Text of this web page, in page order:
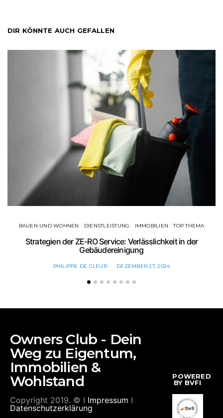
DIR KÖNNTE AUCH GEFALLEN
BAUEN UND WOHNEN DIENSTLEISTUNG IMMOBILIEN TOP THEMA
Strategien der ZE-RO Service: Verlässlichkeit in der
Gebäudereinigung
PHILIPPE DE CLEUR DEZEMBER 27, 2024
Owners Club - Dein
Weg zu Eigentum,
Immobilien &
Wohlstand
Copyright 2019. © I Impressum I
Datenschutzerklärung
POWERED
BY BVFI